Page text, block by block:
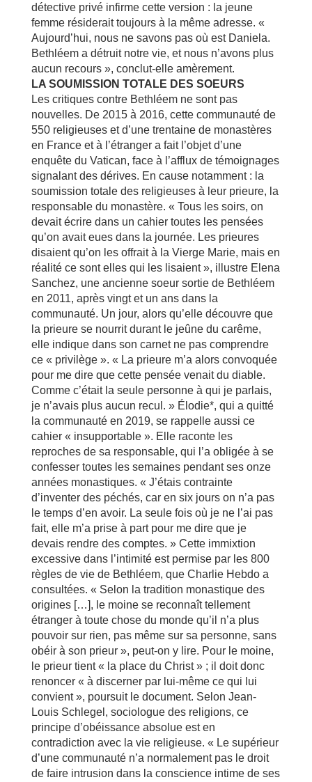
détective privé infirme cette version : la jeune
femme résiderait toujours à la même adresse. «
Aujourd’hui, nous ne savons pas où est Daniela.
Bethléem a détruit notre vie, et nous n’avons plus
aucun recours », conclut-elle amèrement.
LA SOUMISSION TOTALE DES SOEURS
Les critiques contre Bethléem ne sont pas
nouvelles. De 2015 à 2016, cette communauté de
550 religieuses et d’une trentaine de monastères
en France et à l’étranger a fait l’objet d’une
enquête du Vatican, face à l’afflux de témoignages
signalant des dérives. En cause notamment : la
soumission totale des religieuses à leur prieure, la
responsable du monastère. « Tous les soirs, on
devait écrire dans un cahier toutes les pensées
qu’on avait eues dans la journée. Les prieures
disaient qu’on les offrait à la Vierge Marie, mais en
réalité ce sont elles qui les lisaient », illustre Elena
Sanchez, une ancienne soeur sortie de Bethléem
en 2011, après vingt et un ans dans la
communauté. Un jour, alors qu’elle découvre que
la prieure se nourrit durant le jeûne du carême,
elle indique dans son carnet ne pas comprendre
ce « privilège ». « La prieure m’a alors convoquée
pour me dire que cette pensée venait du diable.
Comme c’était la seule personne à qui je parlais,
je n’avais plus aucun recul. » Élodie*, qui a quitté
la communauté en 2019, se rappelle aussi ce
cahier « insupportable ». Elle raconte les
reproches de sa responsable, qui l’a obligée à se
confesser toutes les semaines pendant ses onze
années monastiques. « J’étais contrainte
d’inventer des péchés, car en six jours on n’a pas
le temps d’en avoir. La seule fois où je ne l’ai pas
fait, elle m’a prise à part pour me dire que je
devais rendre des comptes. » Cette immixtion
excessive dans l’intimité est permise par les 800
règles de vie de Bethléem, que Charlie Hebdo a
consultées. « Selon la tradition monastique des
origines […], le moine se reconnaît tellement
étranger à toute chose du monde qu’il n’a plus
pouvoir sur rien, pas même sur sa personne, sans
obéir à son prieur », peut-on y lire. Pour le moine,
le prieur tient « la place du Christ » ; il doit donc
renoncer « à discerner par lui-même ce qui lui
convient », poursuit le document. Selon Jean-
Louis Schlegel, sociologue des religions, ce
principe d’obéissance absolue est en
contradiction avec la vie religieuse. « Le supérieur
d’une communauté n’a normalement pas le droit
de faire intrusion dans la conscience intime de ses